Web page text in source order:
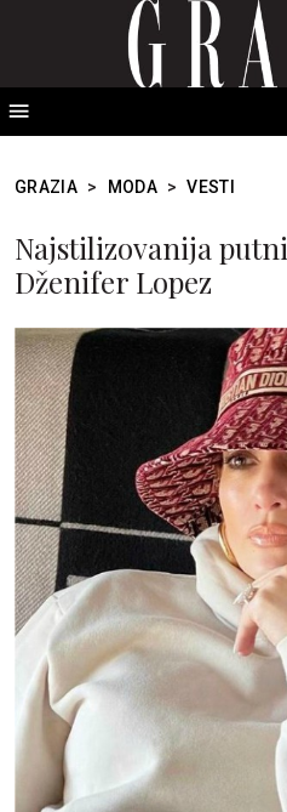
GRAZIA > MODA > VESTI
Najstilizovanija
Dženifer Lopez